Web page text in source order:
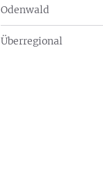
Odenwald
Überregional